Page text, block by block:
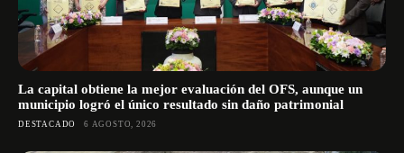
La capital obtiene la mejor evaluación del OFS, aunque un
municipio logró el único resultado sin daño patrimonial
DESTACADO 6 AGOSTO, 2026